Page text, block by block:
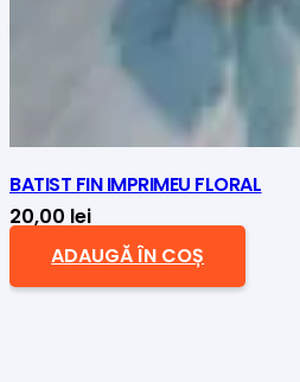
BATIST FIN IMPRIMEU FLORAL
20,00 lei
ADAUGĂ ÎN COȘ